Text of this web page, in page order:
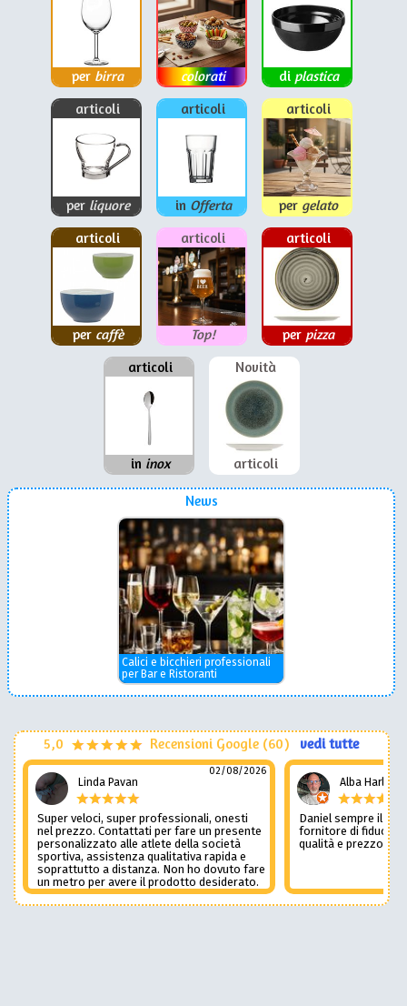
per birra colorati di plastica
articoli
per liquore
articoli
in Offerta
articoli
per gelato
articoli
per caffè
articoli
Top!
articoli
per pizza
articoli
in inox
Novità
articoli
News
Calici e bicchieri professionali
per Bar e Ristoranti
5,0 Recensioni Google (60) vedi tutte
Linda Pavan
02/08/2026
Super veloci, super professionali, onesti
nel prezzo. Contattati per fare un presente
personalizzato alle atlete della società
sportiva, assistenza qualitativa rapida e
soprattutto a distanza. Non ho dovuto fare
un metro per avere il prodotto desiderato.
Una assistenza del genere è rara e
preziosa. Credo li contatterò ancora in
Alba Harley
Daniel sempre il
fornitore di fiducia
qualità e prezzo